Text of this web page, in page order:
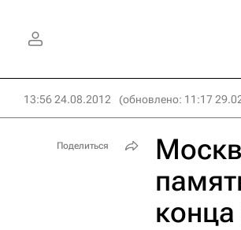
13:56 24.08.2012 (обновлено: 11:17
конца
Поделиться